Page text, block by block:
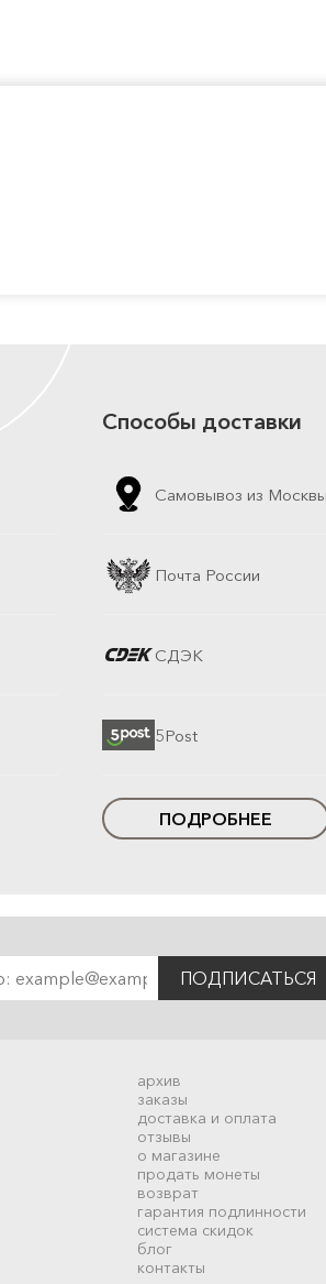
Способы доставки
Самовывоз из
Почта России
СДЭК
5Post
ПОДРОБНЕЕ
ПОДПИСАТЬСЯ
архив
заказы
доставка и оплата
отзывы
о магазине
продать монеты
возврат
гарантия подлинности
система скидок
блог
контакты